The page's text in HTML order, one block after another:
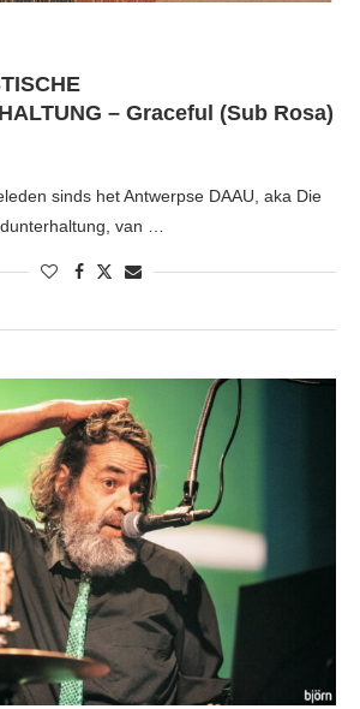
– Graceful (Sub Rosa)
sinds het Antwerpse DAAU, aka Die
van …